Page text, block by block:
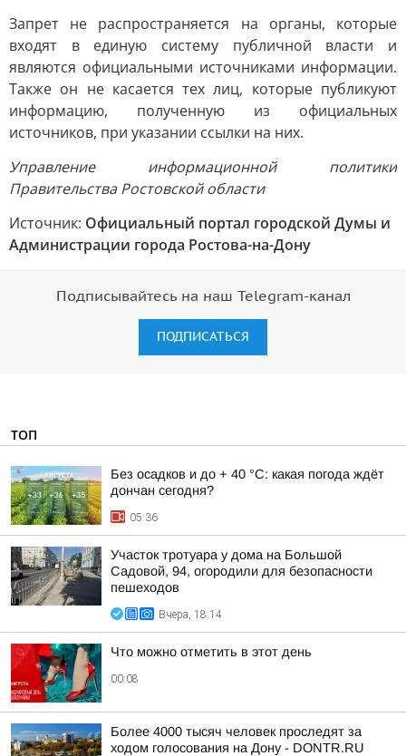
Запрет не распространяется на органы, которые
входят в единую систему публичной власти и
являются официальными источниками информации.
Также он не касается тех лиц, которые публикуют
информацию, полученную из официальных
источников, при указании ссылки на них.
Управление информационной политики
Правительства Ростовской области
Источник: Официальный портал городской Думы и
Администрации города Ростова-на-Дону
Подписывайтесь на наш Telegram-канал
ПОДПИСАТЬСЯ
ТОП
Без осадков и до + 40 °С: какая погода ждёт
дончан сегодня?
05:36
Участок тротуара у дома на Большой
Садовой, 94, огородили для безопасности
пешеходов
Вчера, 18:14
Что можно отметить в этот день
00:08
Более 4000 тысяч человек проследят за
ходом голосования на Дону - DONTR.RU